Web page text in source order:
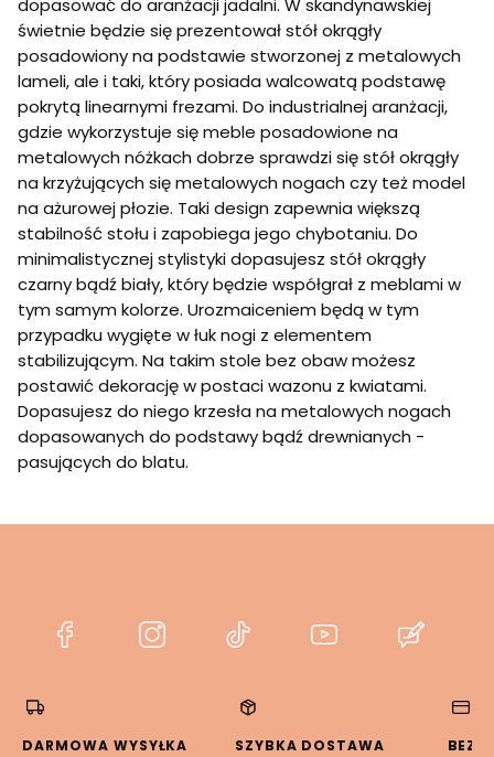
dopasować do aranżacji jadalni. W skandynawskiej
świetnie będzie się prezentował stół okrągły
posadowiony na podstawie stworzonej z metalowych
lameli, ale i taki, który posiada walcowatą podstawę
pokrytą linearnymi frezami. Do industrialnej aranżacji,
gdzie wykorzystuje się meble posadowione na
metalowych nóżkach dobrze sprawdzi się stół okrągły
na krzyżujących się metalowych nogach czy też model
na ażurowej płozie. Taki design zapewnia większą
stabilność stołu i zapobiega jego chybotaniu. Do
minimalistycznej stylistyki dopasujesz stół okrągły
czarny bądź biały, który będzie współgrał z meblami w
tym samym kolorze. Urozmaiceniem będą w tym
przypadku wygięte w łuk nogi z elementem
stabilizującym. Na takim stole bez obaw możesz
postawić dekorację w postaci wazonu z kwiatami.
Dopasujesz do niego krzesła na metalowych nogach
dopasowanych do podstawy bądź drewnianych -
pasujących do blatu.
(Otwiera
karcie)
(Otwiera
karcie)
(Otwiera
nowej
karcie)
(Otwiera
karcie)
nowej
karcie)
DARMOWA WYSYŁKA
SZYBKA DOSTAWA